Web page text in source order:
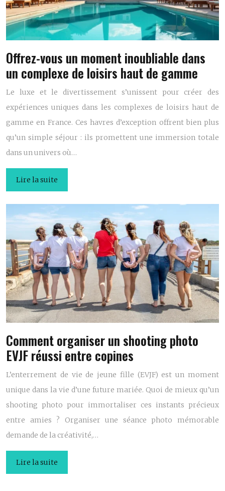
Offrez-vous un moment inoubliable dans
un complexe de loisirs haut de gamme
Le luxe et le divertissement s’unissent pour créer des
expériences uniques dans les complexes de loisirs haut de
gamme en France. Ces havres d’exception offrent bien plus
qu’un simple séjour : ils promettent une immersion totale
dans un univers où…
Lire la suite
Comment organiser un shooting photo
EVJF réussi entre copines
L’enterrement de vie de jeune fille (EVJF) est un moment
unique dans la vie d’une future mariée. Quoi de mieux qu’un
shooting photo pour immortaliser ces instants précieux
entre amies ? Organiser une séance photo mémorable
demande de la créativité,…
Lire la suite